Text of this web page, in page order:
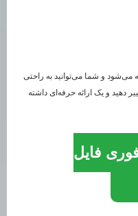
می‌شود و شما می‌توانید به راحتی
دهید و یک ارائه حرفه‌ای داشته
فایل